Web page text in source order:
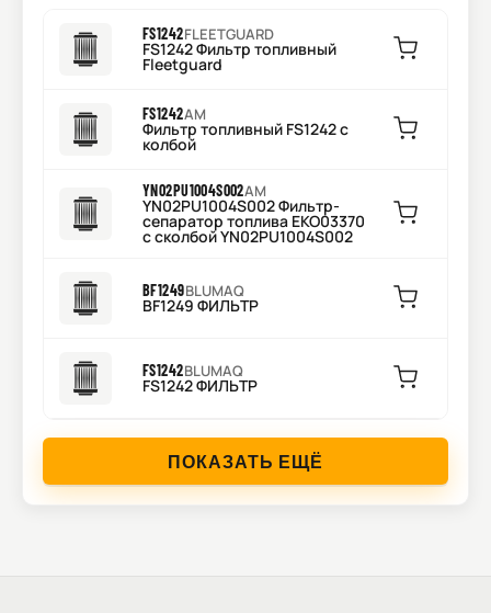
FS1242FLEETGUARD
FS1242 Фильтр топливный
Fleetguard
FS1242AM
Фильтр топливный FS1242 с
колбой
YN02PU1004S002AM
YN02PU1004S002 Фильтр-
сепаратор топлива EKO03370
c сколбой YN02PU1004S002
BF1249BLUMAQ
BF1249 ФИЛЬТР
FS1242BLUMAQ
FS1242 ФИЛЬТР
ПОКАЗАТЬ ЕЩЁ